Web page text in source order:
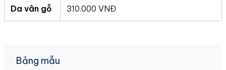
Da vân gỗ 310.000 VNĐ
Bảng mẫu